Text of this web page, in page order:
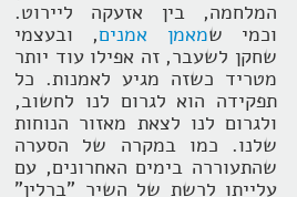
המלחמה, בין אזעקה ליירוט.
וכמי שמאמן אמנים, ובעצמי
שחקן לשעבר, זה אפילו עוד יותר
מטריד כשזה מגיע לאמנות. כל
תפקידה הוא לגרום לנו לחשוב,
ולגרום לנו לצאת מאזור הנוחות
שלנו. כמו במקרה של הסערה
שהתעוררה בימים האחרונים, עם
עלייתו לרשת של השיר "ברלין"